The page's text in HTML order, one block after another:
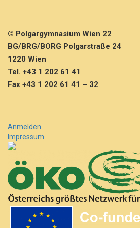
© Polgargymnasium Wien 22
BG/BRG/BORG Polgarstraße 24
1220 Wien
Tel. +43 1 202 61 41
Fax +43 1 202 61 41 – 32
Anmelden
Impressum